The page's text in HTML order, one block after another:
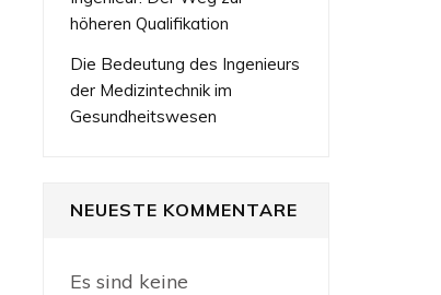
höheren Qualifikation
Die Bedeutung des Ingenieurs
der Medizintechnik im
Gesundheitswesen
NEUESTE KOMMENTARE
Es sind keine